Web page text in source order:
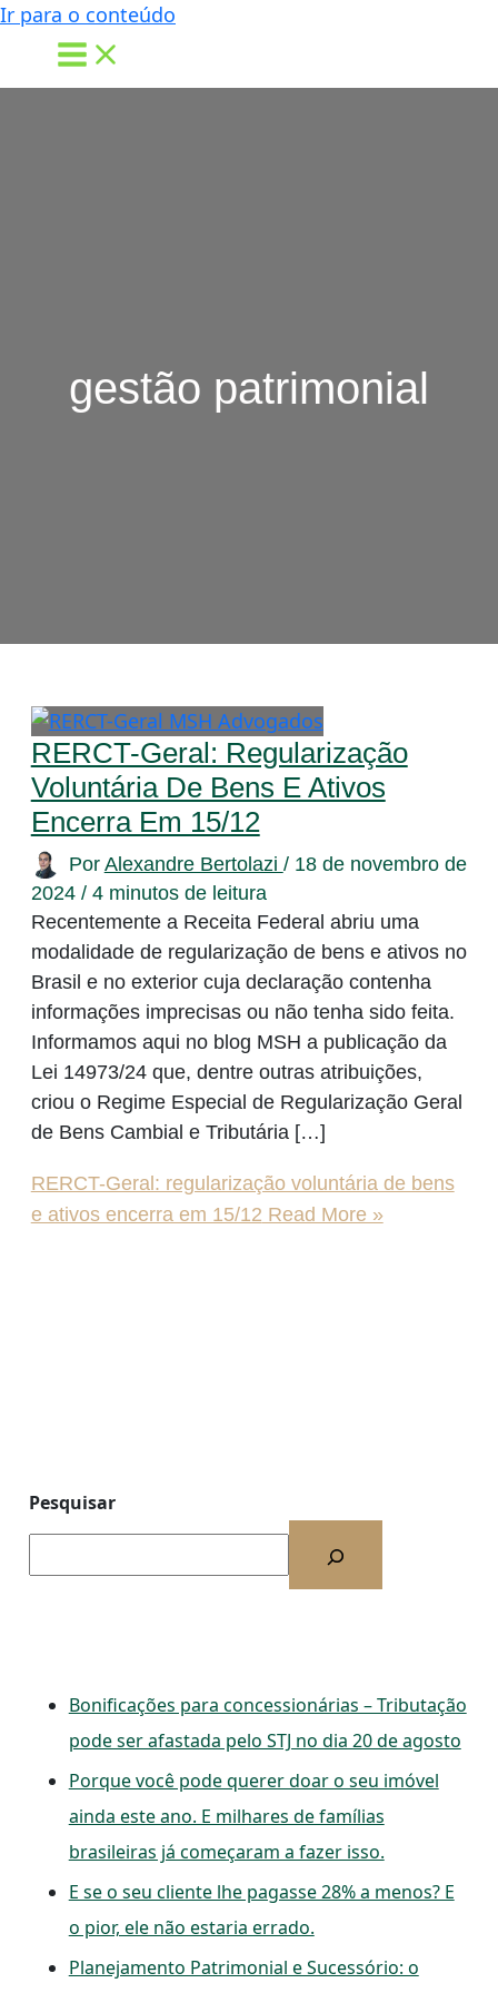
Ir para o conteúdo
gestão patrimonial
RERCT-Geral: Regularização
Voluntária De Bens E Ativos
Encerra Em 15/12
Por Alexandre Bertolazi / 18 de novembro de
2024 / 4 minutos de leitura
Recentemente a Receita Federal abriu uma
modalidade de regularização de bens e ativos no
Brasil e no exterior cuja declaração contenha
informações imprecisas ou não tenha sido feita.
Informamos aqui no blog MSH a publicação da
Lei 14973/24 que, dentre outras atribuições,
criou o Regime Especial de Regularização Geral
de Bens Cambial e Tributária […]
RERCT-Geral: regularização voluntária de bens
e ativos encerra em 15/12 Read More »
Pesquisar
Bonificações para concessionárias – Tributação
pode ser afastada pelo STJ no dia 20 de agosto
Porque você pode querer doar o seu imóvel
ainda este ano. E milhares de famílias
brasileiras já começaram a fazer isso.
E se o seu cliente lhe pagasse 28% a menos? E
o pior, ele não estaria errado.
Planejamento Patrimonial e Sucessório: o